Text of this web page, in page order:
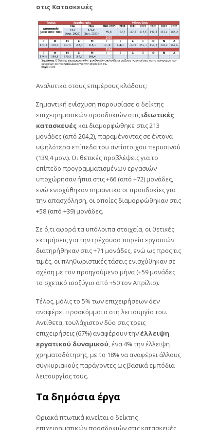
στις Κατασκευές
Αναλυτικά στους επιμέρους κλάδους:
Σημαντική ενίσχυση παρουσίασε ο δείκτης
επιχειρηματικών προσδοκιών στις ιδιωτικές
κατασκευές και διαμορφώθηκε στις 213
μονάδες (από 204,2), παραμένοντας σε έντονα
υψηλότερα επίπεδα του αντίστοιχου περυσινού
(139,4 μον.). Οι θετικές προβλέψεις για το
επίπεδο προγραμματισμένων εργασιών
υποχώρησαν ήπια στις +66 (από +72) μονάδες,
ενώ ενισχύθηκαν σημαντικά οι προσδοκίες για
την απασχόληση, οι οποίες διαμορφώθηκαν στις
+58 (από +39) μονάδες.
Σε ό,τι αφορά τα υπόλοιπα στοιχεία, οι θετικές
εκτιμήσεις για την τρέχουσα πορεία εργασιών
διατηρήθηκαν στις +71 μονάδες, ενώ ως προς τις
τιμές, οι πληθωριστικές τάσεις ενισχύθηκαν σε
σχέση με τον προηγούμενο μήνα (+59 μονάδες
το σχετικό ισοζύγιο από +50 τον Απρίλιο).
Τέλος, μόλις το 5% των επιχειρήσεων δεν
αναφέρει προσκόμματα στη λειτουργία του.
Αντίθετα, τουλάχιστον δύο στις τρεις
επιχειρήσεις (67%) αναφέρουν τηνέλλειψη
εργατικού δυναμικού, ένα 4% την έλλειψη
χρηματοδότησης, με το 18% να αναφέρει άλλους
συγκυριακούς παράγοντες ως βασικά εμπόδια
λειτουργίας τους.
Τα δημόσια έργα
Οριακά πτωτικά κινείται ο δείκτης
επιχειρηματικών προσδοκιών στις κατασκευές